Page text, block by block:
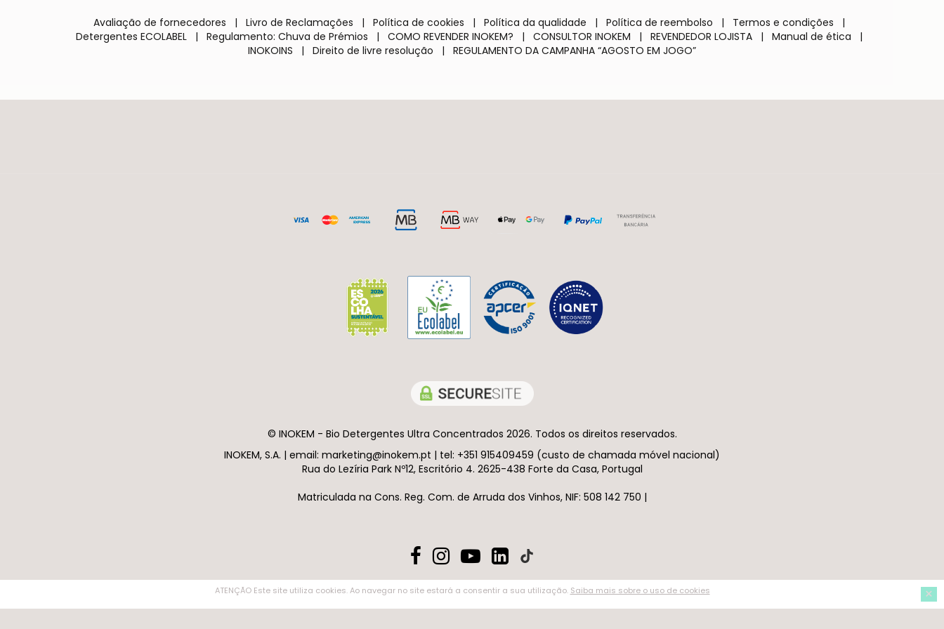
Avaliação de fornecedores | Livro de Reclamações | Política de cookies | Política da qualidade | Política de reembolso | Termos e condições |
Detergentes ECOLABEL | Regulamento: Chuva de Prémios | COMO REVENDER INOKEM? | CONSULTOR INOKEM | REVENDEDOR LOJISTA | Manual de ética |
INOKOINS | Direito de livre resolução | REGULAMENTO DA CAMPANHA “AGOSTO EM JOGO”
© INOKEM - Bio Detergentes Ultra Concentrados 2026. Todos os direitos reservados.
INOKEM, S.A. | email: marketing@inokem.pt | tel: +351 915409459 (custo de chamada móvel nacional)
Rua do Lezíria Park Nº12, Escritório 4. 2625-438 Forte da Casa, Portugal
Matriculada na Cons. Reg. Com. de Arruda dos Vinhos, NIF: 508 142 750 |
ATENÇÃO Este site utiliza cookies. Ao navegar no site estará a consentir a sua utilização.Saiba mais sobre o uso de cookies Aceitar
ATENÇÃO Este site utiliza cookies. Ao navegar no site estará a consentir a sua utilização. Saiba mais sobre o uso de cookies ×